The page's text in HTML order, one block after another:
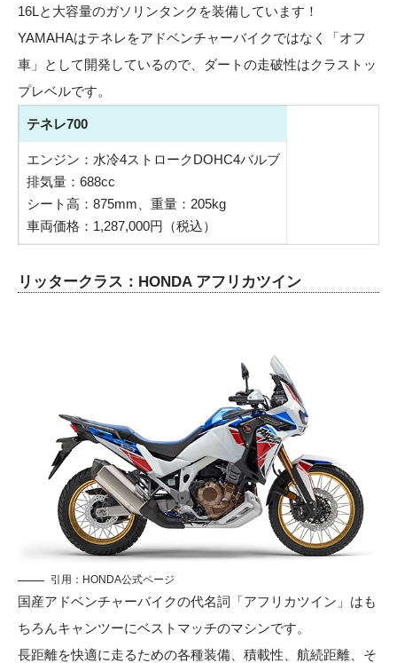
16Lと大容量のガソリンタンクを装備しています！
YAMAHAはテネレをアドベンチャーバイクではなく「オフ
車」として開発しているので、ダートの走破性はクラストッ
プレベルです。
テネレ700
エンジン：水冷4ストロークDOHC4バルブ
排気量：688cc
シート高：875mm、重量：205kg
車両価格：1,287,000円（税込）
リッタークラス：HONDA アフリカツイン
引用： HONDA公式ページ
国産アドベンチャーバイクの代名詞「アフリカツイン」はも
ちろんキャンツーにベストマッチのマシンです。
長距離を快適に走るための各種装備、積載性、航続距離、そ